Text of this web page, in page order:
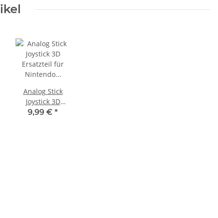
Analog Stick
Joystick 3D
Ersatzteil für
9,99 € *